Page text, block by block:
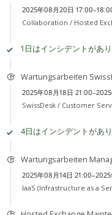
2025年08月20日
Collaboration / Hosted
1日はインシデントがあり
Wartungsarbeiten
2025年08月18日
SwissDesk / Customer
4日はインシデントがあり
Wartungsarbeiten
2025年08月14日
IaaS (Infrastructure as a